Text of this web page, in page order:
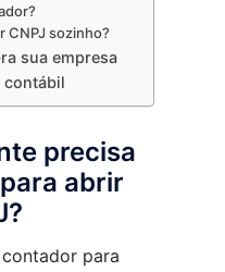
CNPJ sozinho?
sua empresa
contábil
precisa
abrir
para